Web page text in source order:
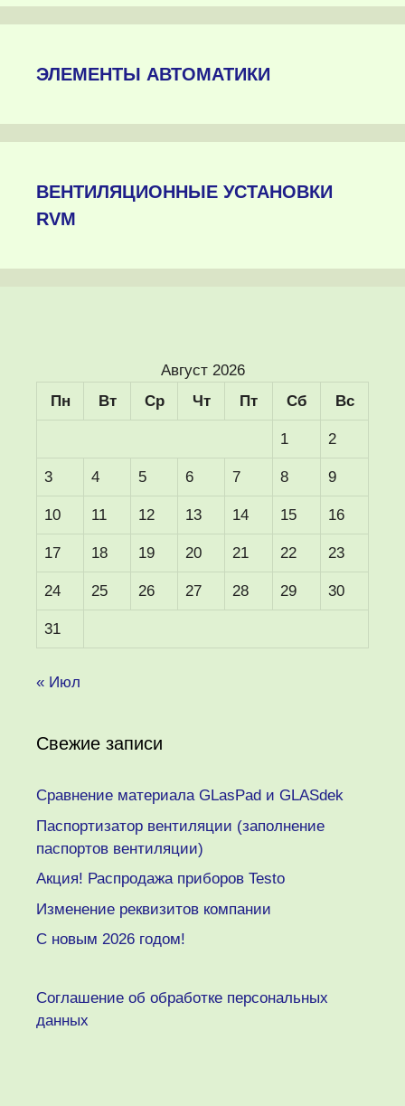
ЭЛЕМЕНТЫ АВТОМАТИКИ
ВЕНТИЛЯЦИОННЫЕ УСТАНОВКИ
RVM
Август 2026
Пн
Вт Ср Чт Пт Сб Вс
1 2
3 4 5 6 7 8 9
10 11 12 13 14 15 16
17 18 19 20 21 22 23
24 25 26 27 28 29 30
31
« Июл
Свежие записи
Сравнение материала GLasPad и GLASdek
Паспортизатор вентиляции (заполнение
паспортов вентиляции)
Акция! Распродажа приборов Testo
Изменение реквизитов компании
C новым 2026 годом!
Соглашение об обработке персональных
данных